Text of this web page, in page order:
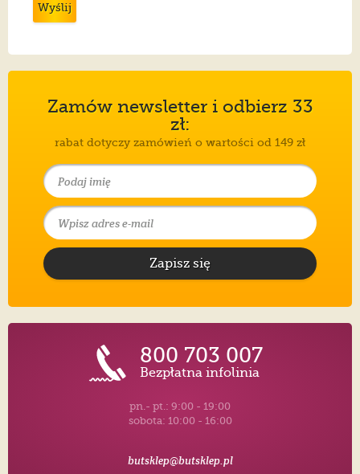
Wyślij
Zamów newsletter i odbierz 33
zł:
rabat dotyczy zamówień o wartości od 149 zł
Zapisz się
800 703 007
Bezpłatna infolinia
pn.- pt.: 9:00 - 19:00
sobota: 10:00 - 16:00
butsklep@butsklep.pl